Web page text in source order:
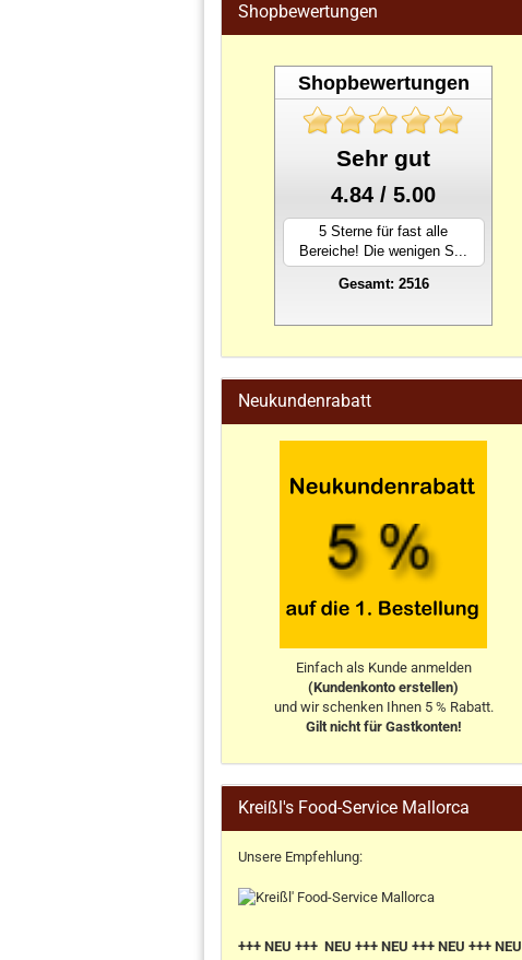
Shopbewertungen
Shopbewertungen
Sehr gut
4.84 / 5.00
5 Sterne für fast alle
Bereiche! Die wenigen S...
Gesamt: 2516
Neukundenrabatt
Einfach als Kunde anmelden
(Kundenkonto erstellen)
und wir schenken Ihnen 5 % Rabatt.
Gilt nicht für Gastkonten!
Kreißl's Food-Service Mallorca
Unsere Empfehlung:
+++ NEU +++ NEU +++ NEU +++ NEU +++ NEU